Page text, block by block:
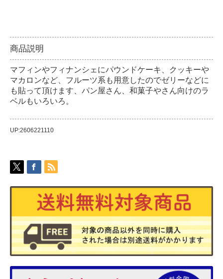
商品説明
マフィンやフィナンシェにパウンドケーキ、クッキーや
マカロンなど、フルーツ系も用意したのでゼリーなどに
も貼って頂けます、パン屋さん、和菓子やさん向けのラ
ベルもいろいろ。
UP:2606221110